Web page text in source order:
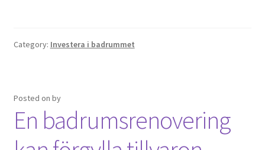
Category: Investera i badrummet
Posted on by
En badrumsrenovering